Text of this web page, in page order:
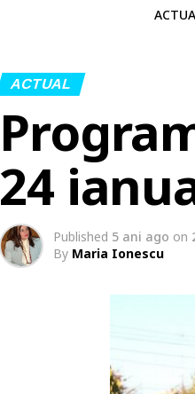
ACTUAL
24
Published 5 ani ago on
By Maria Ionescu